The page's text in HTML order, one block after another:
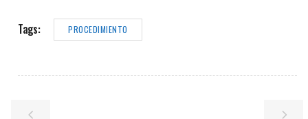
Tags: PROCEDIMIENTO